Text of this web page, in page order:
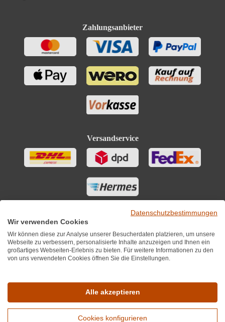
Zahlungsanbieter
Versandservice
Datenschutzbestimmungen
Wir verwenden Cookies
Wir können diese zur Analyse unserer Besucherdaten platzieren, um unsere
Webseite zu verbessern, personalisierte Inhalte anzuzeigen und Ihnen ein
großartiges Webseiten-Erlebnis zu bieten. Für weitere Informationen zu den
von uns verwendeten Cookies öffnen Sie die Einstellungen.
Alle akzeptieren
Cookies konfigurieren